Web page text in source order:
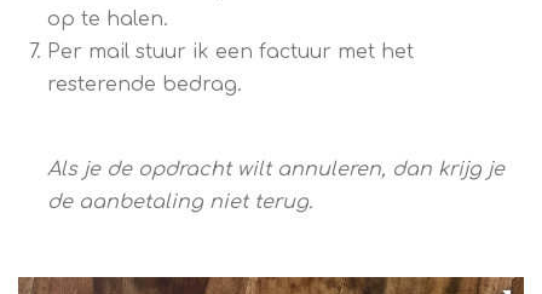
op te halen.
Per mail stuur ik een factuur met het
resterende bedrag.
Als je de opdracht wilt annuleren, dan krijg je
de aanbetaling niet terug.